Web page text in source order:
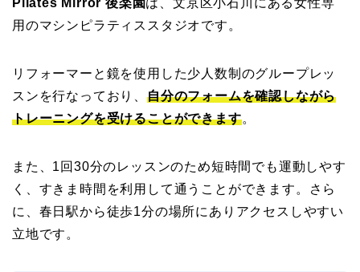
用のマシンピラティススタジオです。
リフォーマーと鏡を使用した少人数制のグループレッ
スンを行なっており、 自分のフォームを確認しながら
トレーニングを受けることができます。
また、1回30分のレッスンのため短時間でも運動しやす
く、すきま時間を利用して通うことができます。さら
に、春日駅から徒歩1分の場所にありアクセスしやすい
立地です。